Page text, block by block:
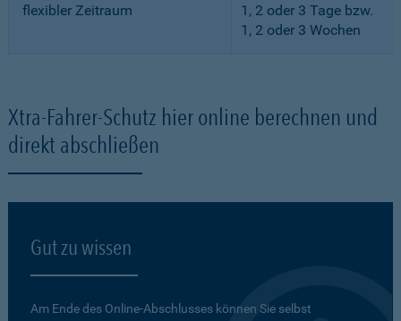
flexibler Zeitraum
1, 2 oder 3 Tage bzw.
1, 2 oder 3 Wochen
Xtra-Fahrer-Schutz hier online berechnen und
direkt abschließen
Gut zu wissen
Am Ende des Online-Abschlusses können Sie selbst